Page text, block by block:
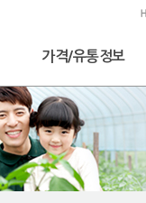
가격/유통정보